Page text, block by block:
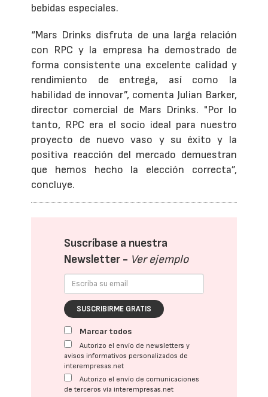
bebidas especiales.
“Mars Drinks disfruta de una larga relación
con RPC y la empresa ha demostrado de
forma consistente una excelente calidad y
rendimiento de entrega, así como la
habilidad de innovar”, comenta Julian Barker,
director comercial de Mars Drinks. "Por lo
tanto, RPC era el socio ideal para nuestro
proyecto de nuevo vaso y su éxito y la
positiva reacción del mercado demuestran
que hemos hecho la elección correcta”,
concluye.
Suscríbase a nuestra
Newsletter - Ver ejemplo
SUSCRIBIRME GRATIS
Marcar todos
Autorizo el envío de newsletters y
avisos informativos personalizados de
interempresas.net
Autorizo el envío de comunicaciones
de terceros vía interempresas.net